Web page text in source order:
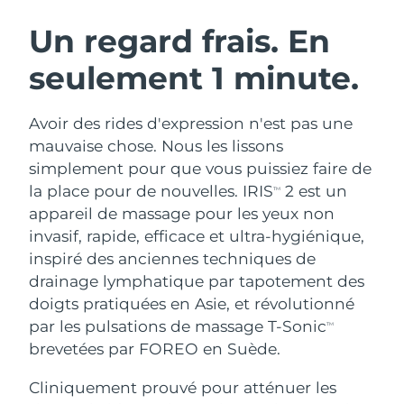
Un regard frais. En
seulement 1 minute.
Avoir des rides d'expression n'est pas une
mauvaise chose. Nous les lissons
simplement pour que vous puissiez faire de
la place pour de nouvelles. IRISTM
2 est un
appareil de massage pour les yeux non
invasif, rapide, efficace et ultra-hygiénique,
inspiré des anciennes techniques de
drainage lymphatique par tapotement des
doigts pratiquées en Asie, et révolutionné
par les pulsations de massage T-SonicTM
brevetées par FOREO en Suède.
Cliniquement prouvé pour atténuer les
LUNA™ 4 coffret
Anti-aging massage
LUNA™ 4 Plus
Massage, LED heating
LUNA™ 4 Men
For men, anti-aging massage
BEAR™ 2 coffret
Microcurrent toning
BEAR™ 2 go
Microcurrent toning on-the-go
BEAR™ 2 eyes & lips
Microcurrent line smoothing device
Hydratation
UFO™ 3 coffret
Deep facial hydration
UFO™ 3 LED
Near-infrared and red light therapy
Soin bucco-dentaire
issa™ 4
Hybrid silicone sonic toothbrush
issa™ 4 plus
Smart hybrid silicone sonic toothbrush
FAQ™ TRAITEMENT ANTI-ÂGE
NEW
Autriche Livraison estimée
Bahreïn Livraison estimée 8/12/26
Belgique
Bermudes Livraison estimée
Bosnie-Herzégovine Livraison estimée8/14/26
Brunei Livraison estimée8/16/26
Bulgarie Livraison estimée 8/11/26
Canada Livraison estimée8/15/26